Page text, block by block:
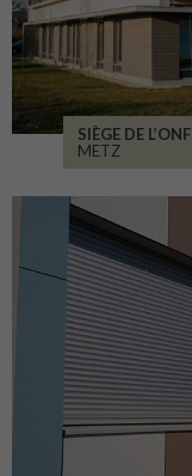
SIÈGE DE L’ONF
METZ